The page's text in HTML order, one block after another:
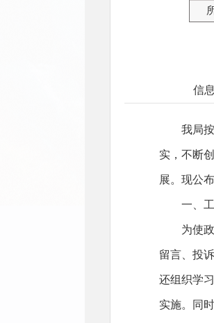
信
我局
实，不断
展。现公
一、
为使
留言、投
还组织学
实施。同